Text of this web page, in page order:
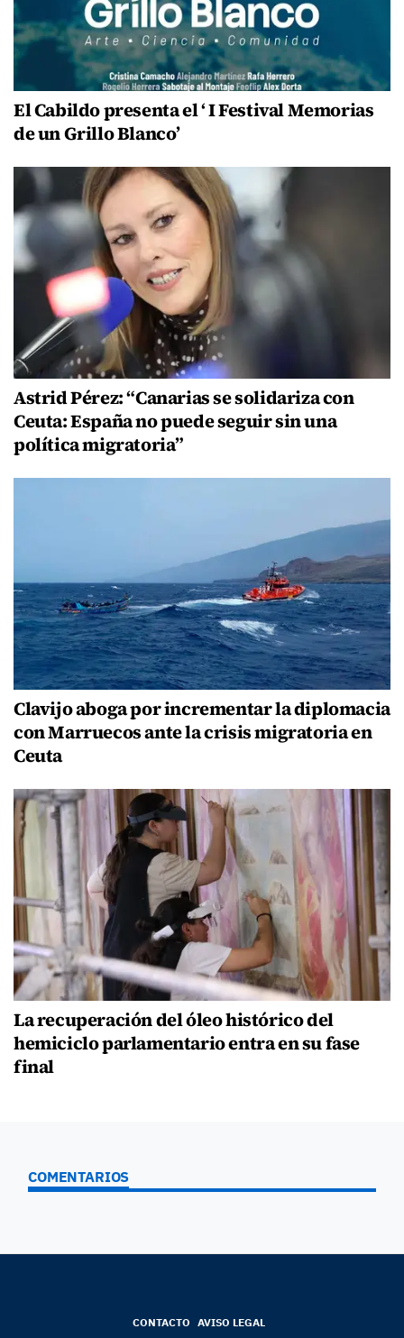
El Cabildo presenta el ‘ I Festival Memorias
de un Grillo Blanco’
Astrid Pérez: “Canarias se solidariza con
Ceuta: España no puede seguir sin una
política migratoria”
Clavijo aboga por incrementar la diplomacia
con Marruecos ante la crisis migratoria en
Ceuta
La recuperación del óleo histórico del
hemiciclo parlamentario entra en su fase
final
COMENTARIOS
CONTACTO AVISO LEGAL